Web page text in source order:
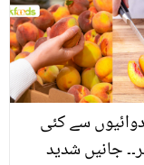
غلط فہمیوں کی
ہے اور افواہ
سے کئی
جانیں شدید